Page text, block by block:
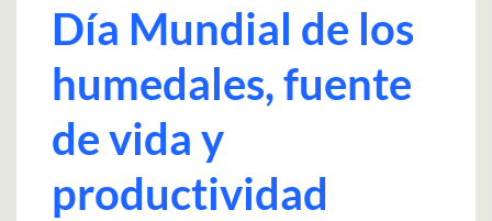
Día Mundial de los
humedales, fuente
de vida y
productividad